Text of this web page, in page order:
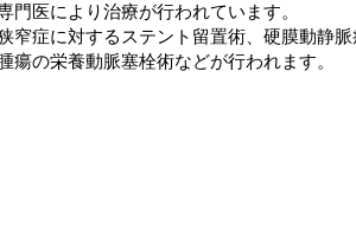
医により治療が行われています。
窄症に対するステント留置術、硬膜動静
の栄養動脈塞栓術などが行われます。